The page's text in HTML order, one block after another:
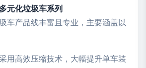
元化垃圾车系列
车产品线丰富且专业，主要涵盖以
采用高效压缩技术，大幅提升单车装